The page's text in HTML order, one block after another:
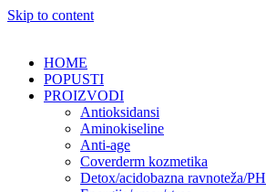
Skip to content
HOME
POPUSTI
PROIZVODI
Antioksidansi
Aminokiseline
Anti-age
Coverderm kozmetika
Detox/acidobazna ravnoteža/PH